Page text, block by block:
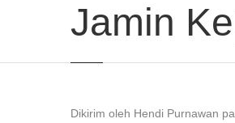
Jamin
Dikirim oleh Hendi Purnawan